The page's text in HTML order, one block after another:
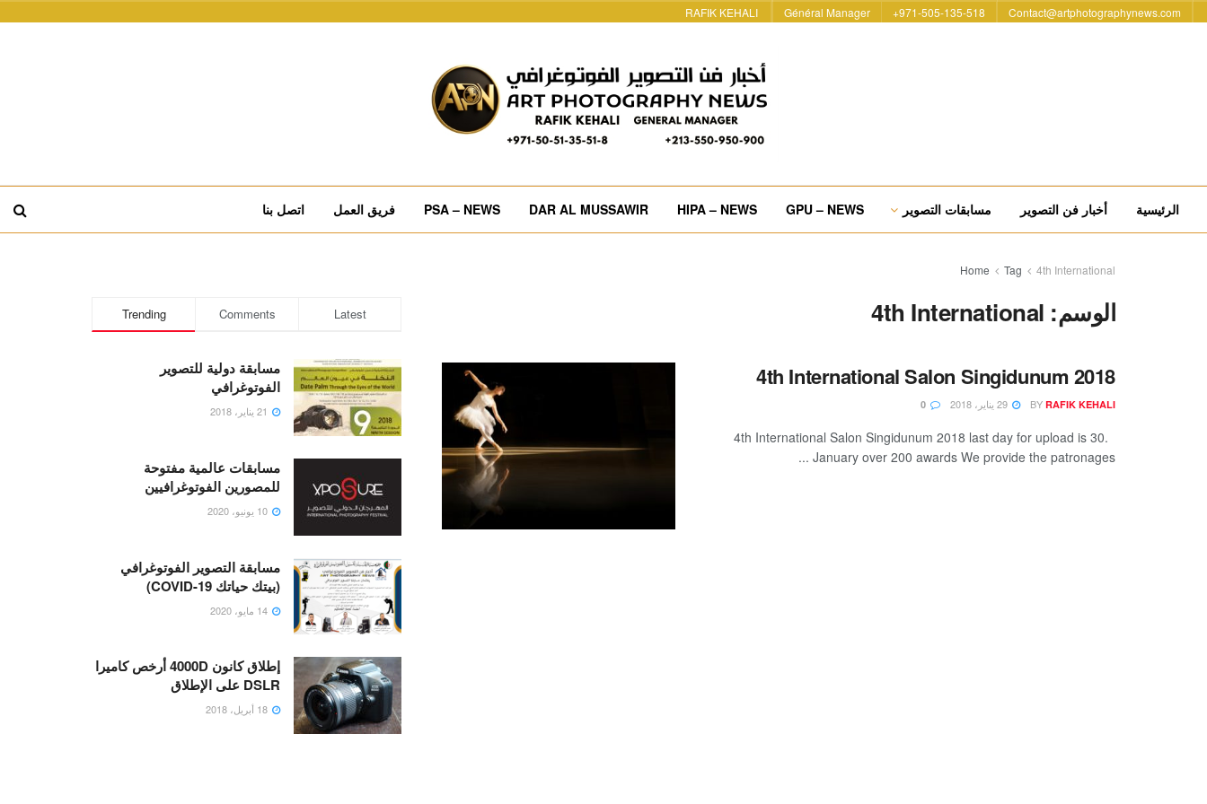
Contact@artphotographynews.com
971-505-135-518+
Général Manager
RAFIK KEHALI
الرئيسية أخبار فن التصوير مسابقات التصوير GPU – NEWS
HIPA – NEWS
DAR AL MUSSAWIR
PSA – NEWS فريق العمل اتصل بنا
Home Tag 4th International
الوسم: 4th International
4th International Salon Singidunum 2018
BY RAFIK KEHALI
4th International Salon Singidunum 2018 last day for upload is 30.
January over 200 awards We provide the patronages ...
Trending Comments Latest
مسابقة دولية للتصوير
الفوتوغرافي
مسابقات عالمية مفتوحة
للمصورين الفوتوغرافيين
مسابقة التصوير الفوتوغرافي
(بيتك حياتك COVID-19)
إطلاق كانون 4000D أرخص كاميرا
DSLR على الإطلاق